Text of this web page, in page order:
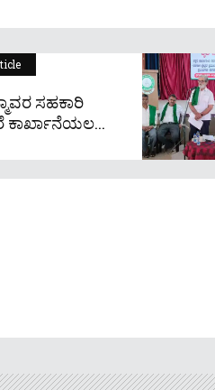
ಸಹಕಾರಿ
ಕಾರ್ಖಾನೆಯಲ...